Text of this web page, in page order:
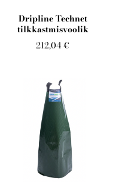
Dripline Technet
tilkkastmisvoolik
212,04 €